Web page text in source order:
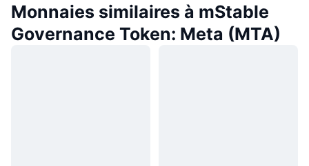
Monnaies similaires à mStable
Governance Token: Meta (MTA)